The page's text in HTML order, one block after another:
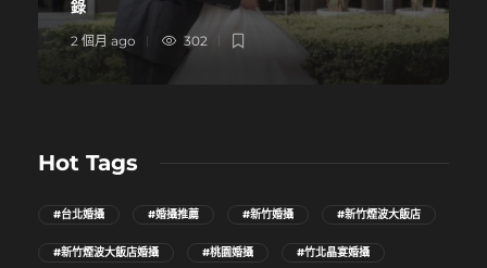
錄
2 個月 ago 302
Hot Tags
#台北婚攝 #婚攝推薦 #新竹婚攝 #新竹煙波大飯店
#新竹煙波大飯店婚攝 #桃園婚攝 #竹北晶宴婚攝